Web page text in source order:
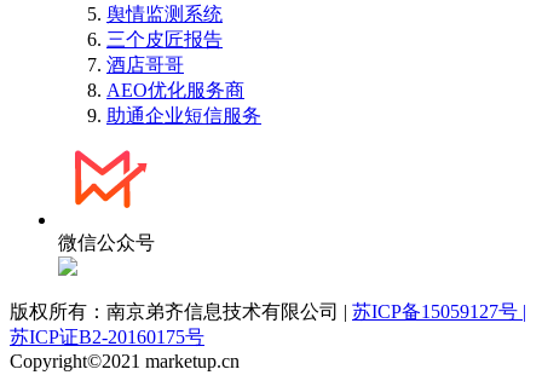
舆情监测系统
三个皮匠报告
酒店哥哥
AEO优化服务商
助通企业短信服务
微信公众号
版权所有：南京弟齐信息技术有限公司 | 苏ICP备15059127号 |
苏ICP证B2-20160175号
Copyright©2021 marketup.cn